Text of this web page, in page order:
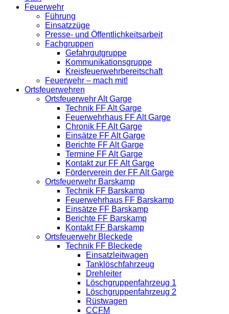
Feuerwehr
Führung
Einsatzzüge
Presse- und Öffentlichkeitsarbeit
Fachgruppen
Gefahrgutgruppe
Kommunikationsgruppe
Kreisfeuerwehrbereitschaft
Feuerwehr – mach mit!
Ortsfeuerwehren
Ortsfeuerwehr Alt Garge
Technik FF Alt Garge
Feuerwehrhaus FF Alt Garge
Chronik FF Alt Garge
Einsätze FF Alt Garge
Berichte FF Alt Garge
Termine FF Alt Garge
Kontakt zur FF Alt Garge
Förderverein der FF Alt Garge
Ortsfeuerwehr Barskamp
Technik FF Barskamp
Feuerwehrhaus FF Barskamp
Einsätze FF Barskamp
Berichte FF Barskamp
Kontakt FF Barskamp
Ortsfeuerwehr Bleckede
Technik FF Bleckede
Einsatzleitwagen
Tanklöschfahrzeug
Drehleiter
Löschgruppenfahrzeug 1
Löschgruppenfahrzeug 2
Rüstwagen
CCFM